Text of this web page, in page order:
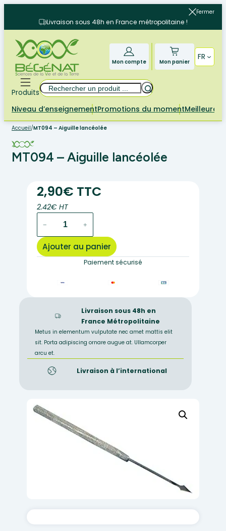
contenu
Fermer
Livraison sous 48h en France métropolitaine !
Mon compte Mon panier
FR
Produits
Rechercher
Niveau d’enseignementPromotions du momentMeilleures
Accueil/MT094 – Aiguille lancéolée
MT094 – Aiguille lancéolée
2,90€ TTC
2.42€ HT
MT094
–
− +
Ajouter au panier
Paiement sécurisé
Livraison sous 48h en
France Métropolitaine
Metus in elementum vulputate nec amet mattis elit
sit. Porta adipiscing ornare augue at. Ullamcorper
arcu et.
Livraison à l’international